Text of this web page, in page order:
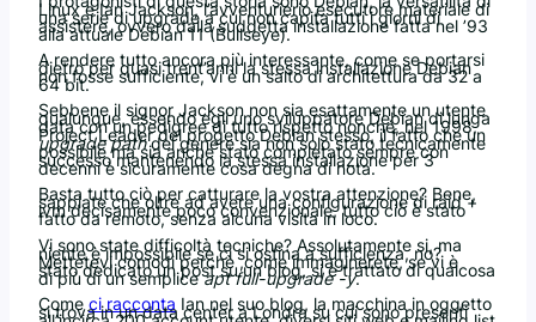
Linux e Ian Jackson, l’avventurierio esecutore materiale di
una serie di upgrade a cui non capita tutti i giorni di
assistere, ovvero dalla suddetta installazione fatta nel ’93
alla attuale Debian 11 (Bullseye).
A rendere tutto ancora più interessante, come se portarsi
dietro per quasi trent’anni la stessa installazione Debian
non fosse sufficiente, vi è un salto di architettura da 32 a
64 bit.
Sebbene il signor Jackson non sia esattamente un utente
qualunque, essendo egli uno sviluppatore Debian di lunga
data con un pedigree di tutto rispetto nonché, nel 1998,
Project Leader del progetto Debian stesso, il fatto che un
upgrade pathdel genere sia non solo stato tecnicamente
possibile ma sia anche stato completato sempre con
successo mantenendo la stessa installazione per 3
decenni è sicuramente cosa degna di nota.
Basta tutto ciò per catturare la vostra attenzione? Bene,
sappiate che oltre ad avere una configurazione di raid +
lvm decisamente poco convenzionale, tutto ciò è stato
fatto da remoto, senza alcuna visita in loco.
Vi sono state difficoltà tecniche? Assolutamente si, ma
niente è impossibile se ci si ostina a sufficienza, no?
Mettetevi comodi perchè ,come immaginerete, se vi è
stato dedicato un post su un blog, si è trattato di qualcosa
di più di un sempliceapt full-upgrade -y.
Come ci racconta Ian nel suo blog, la macchina in oggetto
si trova in un data center a Londra su cui sono presenti